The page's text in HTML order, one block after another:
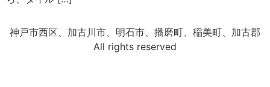
神戸市西区、加古川市、明石市、播磨町、稲美町、加古郡
All rights reserved